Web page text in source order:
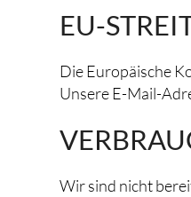
EU-
Die Europäische
Unsere E-Mail-
Wir sind nicht